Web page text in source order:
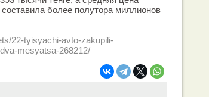
более полутора миллионов
22-tyisyachi-avto-zakupili-
mesyatsa-268212/